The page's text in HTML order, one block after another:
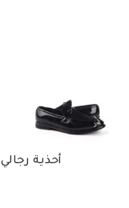
أحذية رجالي